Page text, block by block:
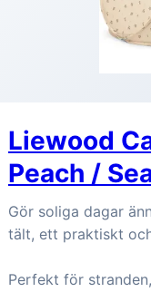
Liewood
Peach /
Gör soliga dagar
tält, ett praktiskt
Perfekt för